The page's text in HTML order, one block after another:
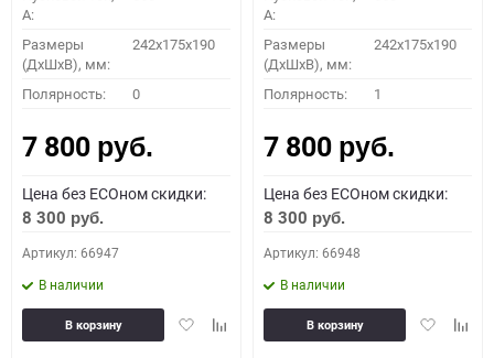
A:
Размеры
(ДхШхВ), мм:
242x175x190
Полярность: 0
7 800 руб.
Цена без ECOном скидки:
8 300 руб.
Артикул: 66947
В наличии
ДобавитьДобавить
В корзину
A:
Размеры
(ДхШхВ), мм:
242x175x190
Полярность: 1
7 800 руб.
Цена без ECOном скидки:
8 300 руб.
Артикул: 66948
В наличии
Добавить
В корзину